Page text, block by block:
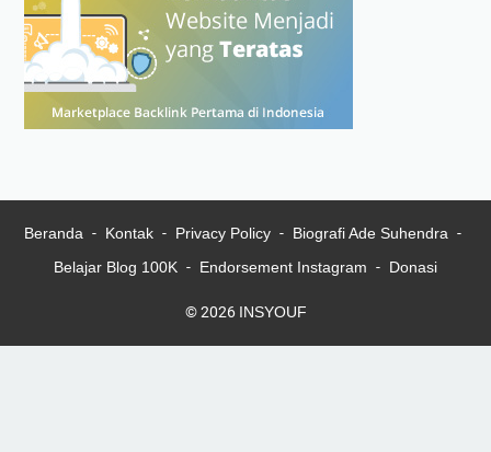
Beranda Kontak Privacy Policy
Biografi Ade Suhendra
Belajar Blog 100K
Endorsement Instagram Donasi
© 2026 INSYOUF